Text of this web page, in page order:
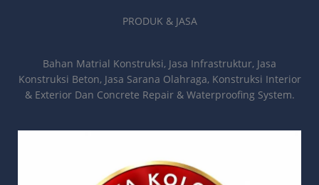
PRODUK & JASA
Bahan Matrial Konstruksi, Jasa Infrastruktur, Jasa
Konstruksi Beton, Jasa Sarana Olahraga, Konstruksi Interior
& Exterior Dan Concrete Repair & Waterproofing System.